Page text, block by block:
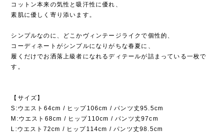
コットン本来の気性と吸汗性に優れ、
素肌に優しく寄り添います。
シンプルなのに、どこかヴィンテージライクで個性的、
コーディネートがシンプルになりがちな春夏に、
履くだけでお洒落上級者になれるディテールが詰まっている一枚で
す。
【サイズ】
S:ウエスト64cm / ヒップ106cm / パンツ丈95.5cm
M:ウエスト68cm / ヒップ110cm / パンツ丈97cm
L:ウエスト72cm / ヒップ114cm / パンツ丈98.5cm